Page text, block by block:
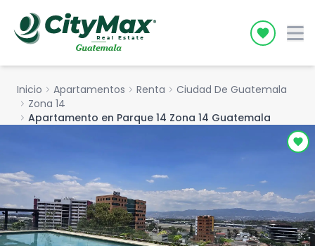
Icon
Inicio chevron_right Apartamentos chevron_right Renta chevron_right Ciudad De Guatemala
chevron_right Zona 14
chevron_right Apartamento en Parque 14 Zona 14 Guatemala